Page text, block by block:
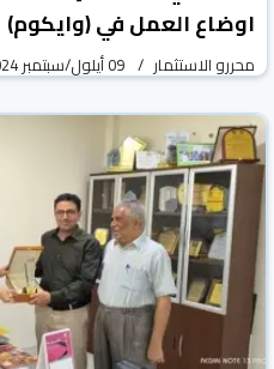
اوضاع العمل في (وايكوم)
محررو الاستثمار 09 أيلول/سبتمبر 2024